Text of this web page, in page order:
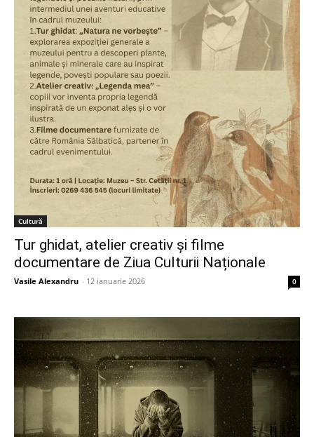
Cultură
Tur ghidat, atelier creativ și filme
documentare de Ziua Culturii Naționale
Vasile Alexandru - 12 ianuarie 2026 0